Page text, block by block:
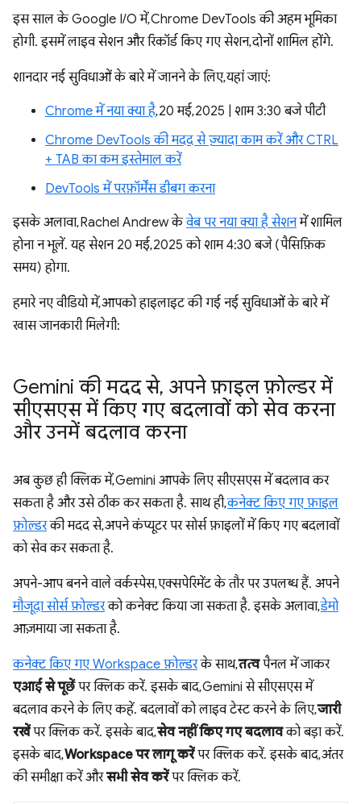
इस साल के Google I/O में, Chrome DevTools की अहम भूमिका
होगी. इसमें लाइव सेशन और रिकॉर्ड किए गए सेशन, दोनों शामिल होंगे.
शानदार नई सुविधाओं के बारे में जानने के लिए, यहां जाएं:
Chrome में नया क्या है, 20 मई, 2025 | शाम 3:30 बजे पीटी
Chrome DevTools की मदद से ज़्यादा काम करें और CTRL
+ TAB का कम इस्तेमाल करें
DevTools में परफ़ॉर्मेंस डीबग करना
इसके अलावा, Rachel Andrew केवेब पर नया क्या है सेशनमें शामिल
होना न भूलें. यह सेशन 20 मई, 2025 को शाम 4:30 बजे (पैसिफ़िक
समय) होगा.
हमारे नए वीडियो में, आपको हाइलाइट की गई नई सुविधाओं के बारे में
खास जानकारी मिलेगी:
Gemini की मदद से, अपने फ़ाइल फ़ोल्डर में
सीएसएस में किए गए बदलावों को सेव करना
और उनमें बदलाव करना
अब कुछ ही क्लिक में, Gemini आपके लिए सीएसएस में बदलाव कर
सकता है और उसे ठीक कर सकता है. साथ ही,कनेक्ट किए गए फ़ाइल
फ़ोल्डरकी मदद से, अपने कंप्यूटर पर सोर्स फ़ाइलों में किए गए बदलावों
को सेव कर सकता है.
अपने-आप बनने वाले वर्कस्पेस, एक्सपेरिमेंट के तौर पर उपलब्ध हैं. अपने
मौजूदा सोर्स फ़ोल्डरको कनेक्ट किया जा सकता है. इसके अलावा,डेमो
आज़माया जा सकता है.
कनेक्ट किए गए Workspace फ़ोल्डरके साथ,तत्वपैनल में जाकर
एआई से पूछेंपर क्लिक करें. इसके बाद, Gemini से सीएसएस में
बदलाव करने के लिए कहें. बदलावों को लाइव टेस्ट करने के लिए,जारी
रखेंपर क्लिक करें. इसके बाद,सेव नहीं किए गए बदलावको बड़ा करें.
इसके बाद,Workspace पर लागू करेंपर क्लिक करें. इसके बाद, अंतर
की समीक्षा करें औरसभी सेव करेंपर क्लिक करें.